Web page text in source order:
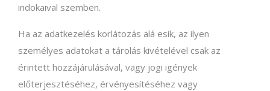
indokaival szemben.
Ha az adatkezelés korlátozás alá esik, az ilyen
személyes adatokat a tárolás kivételével csak az
érintett hozzájárulásával, vagy jogi igények
előterjesztéséhez, érvényesítéséhez vagy